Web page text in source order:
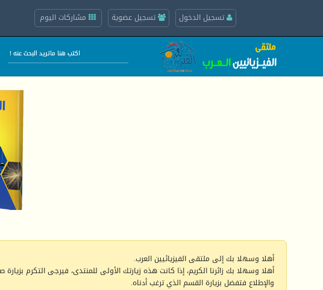
تسجيل الدخول تسجيل عضوية مشاركات اليوم
أهلا وسهلا بك إلى ملتقى الفيزيائيين العرب.
أهلا وسهلا بك زائرنا الكريم، إذا كانت هذه زيارتك الأولى للمنتدى، فيرجى التكرم بزيارة
والإطلاع فتفضل بزيارة القسم الذي ترغب أدناه.